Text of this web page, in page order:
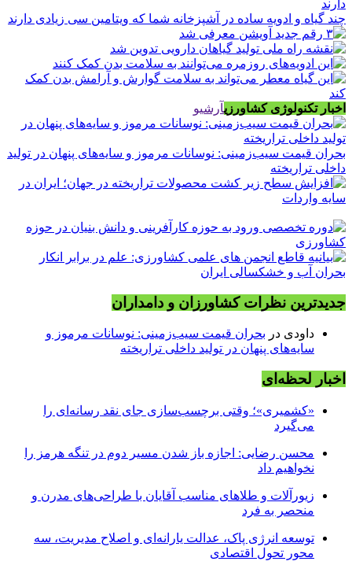
چند گیاه و ادویه ساده در آشپزخانه شما که ویتامین سی زیادی دارند
اخبار تکنولوژی کشاورزیآرشیو
بحران قیمت سیب‌زمینی: نوسانات مرموز و سایه‌های پنهان در تولید
داخلی تراریخته
جدیدترین نظرات کشاورزان و دامداران
داودی در بحران قیمت سیب‌زمینی: نوسانات مرموز و
سایه‌های پنهان در تولید داخلی تراریخته
اخبار لحظه‌ای
«کشمیری»؛ وقتی برچسب‌سازی جای نقد رسانه‌ای را
می‌گیرد
محسن رضایی: اجازه باز شدن مسیر دوم در تنگه هرمز را
نخواهیم داد
زیورآلات و طلاهای مناسب آقایان با طراحی‌های مدرن و
منحصر به فرد
توسعه انرژی پاک، عدالت یارانه‌ای و اصلاح مدیریت، سه
محور تحول اقتصادی